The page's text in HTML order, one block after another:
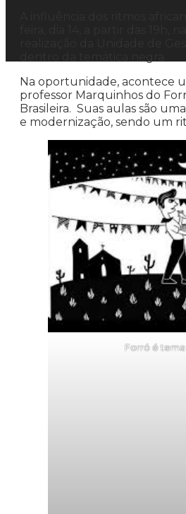
Na oportunidade, acontece
professor Marquinhos do
Brasileira. Suas aulas são
e modernização, sendo um
Forró é tema